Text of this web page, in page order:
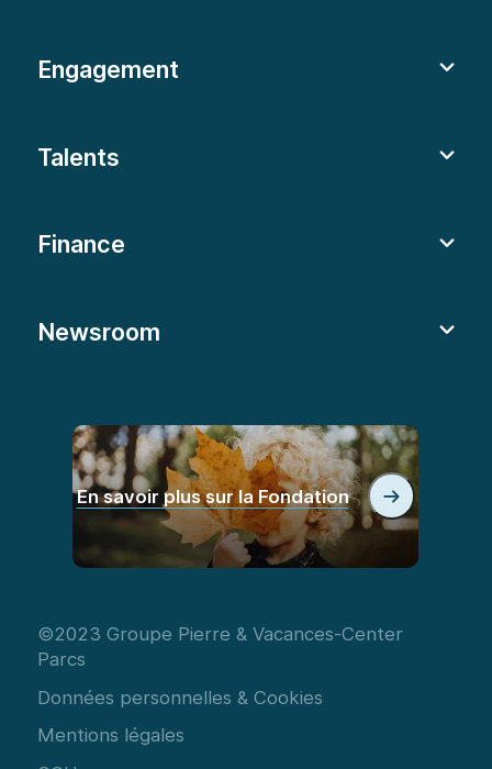
Engagement
Talents
Finance
Newsroom
En savoir plus sur la Fondation
©2023 Groupe Pierre & Vacances-Center
Parcs
Données personnelles & Cookies
Mentions légales